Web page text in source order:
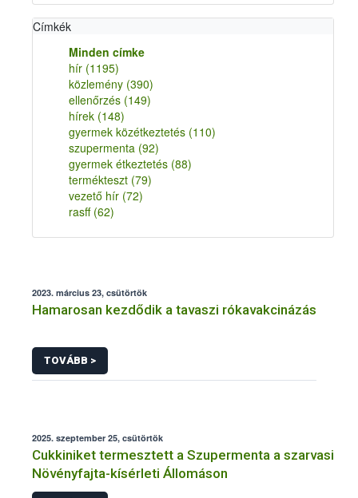
Címkék
Minden címke
hír (1195)
közlemény (390)
ellenőrzés (149)
hírek (148)
gyermek közétkeztetés (110)
szupermenta (92)
gyermek étkeztetés (88)
termékteszt (79)
vezető hír (72)
rasff (62)
2023. március 23, csütörtök
Hamarosan kezdődik a tavaszi rókavakcinázás
TOVÁBB >
2025. szeptember 25, csütörtök
Cukkiniket termesztett a Szupermenta a szarvasi
Növényfajta-kísérleti Állomáson